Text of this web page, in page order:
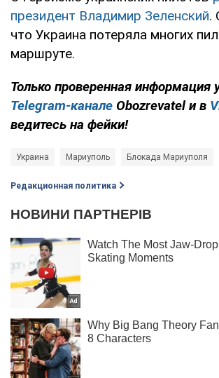
президент Владимир Зеленский.
что Украина потеряла многих
маршруте.
Только проверенная информация
Telegram-канале Obozrevatel и в
ведитесь на фейки!
Украина Мариуполь Блокада Мариуполя
Редакционная политика